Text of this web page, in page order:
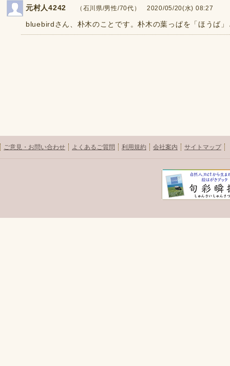
元村人4242 （石川県/男性/70代） 2020/05/20(水) 08:27
bluebirdさん、朴木のことです。朴木の葉っぱを「ほうば
ご意見・お問い合わせ よくあるご質問 利用規約 会社案内 サイトマップ